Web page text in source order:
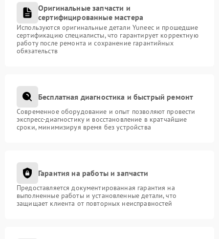
Оригинальные запчасти и
сертифицированные мастера
Используются оригинальные детали Yuneec и прошедшие
сертификацию специалисты, что гарантирует корректную
работу после ремонта и сохранение гарантийных
обязательств
Бесплатная диагностика и быстрый ремонт
Современное оборудование и опыт позволяют провести
экспресс-диагностику и восстановление в кратчайшие
сроки, минимизируя время без устройства
Гарантия на работы и запчасти
Предоставляется документированная гарантия на
выполненные работы и установленные детали, что
защищает клиента от повторных неисправностей